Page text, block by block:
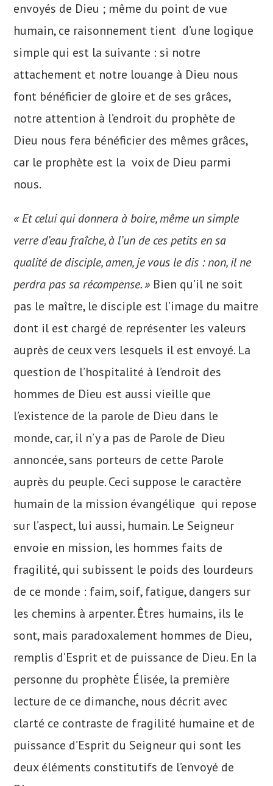
envoyés de Dieu ; même du point de vue
humain, ce raisonnement tient d’une logique
simple qui est la suivante : si notre
attachement et notre louange à Dieu nous
font bénéficier de gloire et de ses grâces,
notre attention à l’endroit du prophète de
Dieu nous fera bénéficier des mêmes grâces,
car le prophète est la voix de Dieu parmi
nous.
« Et celui qui donnera à boire, même un simple
verre d’eau fraîche, à l’un de ces petits en sa
qualité de disciple, amen, je vous le dis : non, il ne
perdra pas sa récompense. » Bien qu’il ne soit
pas le maître, le disciple est l’image du maitre
dont il est chargé de représenter les valeurs
auprès de ceux vers lesquels il est envoyé. La
question de l’hospitalité à l’endroit des
hommes de Dieu est aussi vieille que
l’existence de la parole de Dieu dans le
monde, car, il n’y a pas de Parole de Dieu
annoncée, sans porteurs de cette Parole
auprès du peuple. Ceci suppose le caractère
humain de la mission évangélique qui repose
sur l’aspect, lui aussi, humain. Le Seigneur
envoie en mission, les hommes faits de
fragilité, qui subissent le poids des lourdeurs
de ce monde : faim, soif, fatigue, dangers sur
les chemins à arpenter. Êtres humains, ils le
sont, mais paradoxalement hommes de Dieu,
remplis d’Esprit et de puissance de Dieu. En la
personne du prophète Élisée, la première
lecture de ce dimanche, nous décrit avec
clarté ce contraste de fragilité humaine et de
puissance d’Esprit du Seigneur qui sont les
deux éléments constitutifs de l’envoyé de